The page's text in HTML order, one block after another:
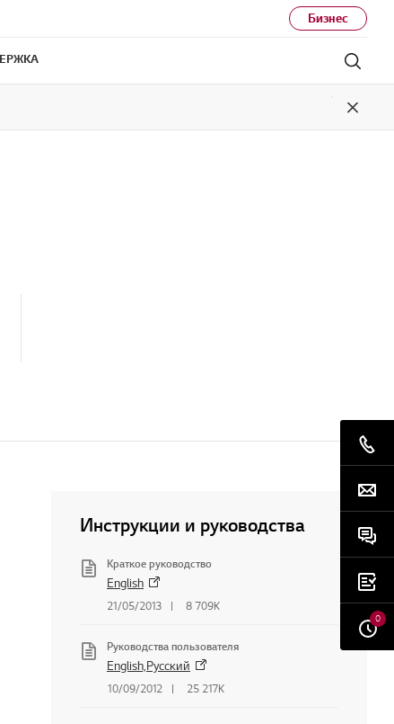
Бизнес
Close
Инструкции и руководства
Краткое руководство
English
21/05/2013 8 709K
Руководства пользователя
English,Русский
10/09/2012 25 217K
0